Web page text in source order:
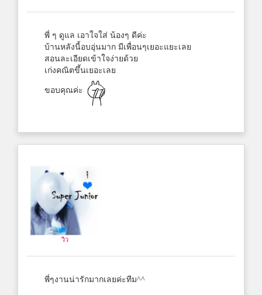
พี่ ๆ ดูแล เอาใจใส่ น้องๆ ดีค่ะ
บ้านหลังนี้อบอุ่นมาก มีเพื่อนๆเยอะแยะเลย
สอนละเอียดเข้าใจง่ายด้วย
เก่งคณิตขึ้นเยอะเลย
ขอบคุณค่ะ
วิว
พี่ๆงานน่ารักมากเลยค่ะทีม^^